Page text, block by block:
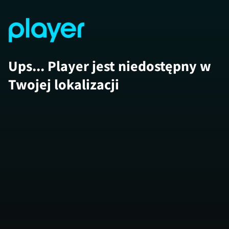
Ups... Player jest niedostępny w
Twojej lokalizacji